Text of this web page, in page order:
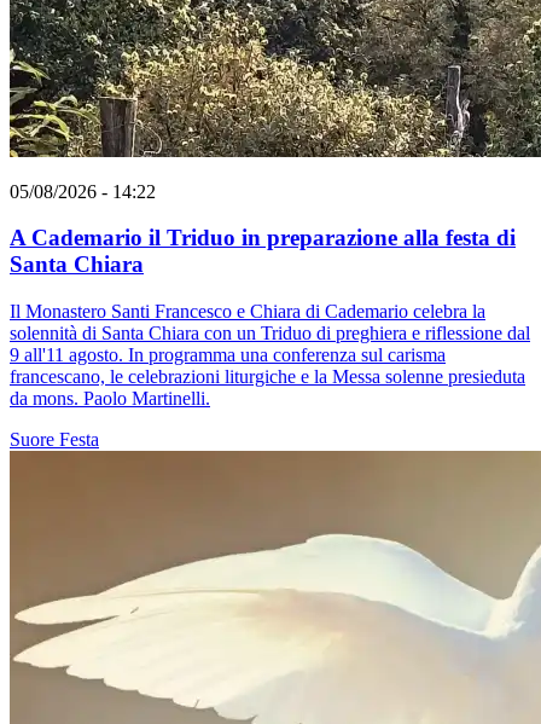
05/08/2026 - 14:22
A Cademario il Triduo in preparazione alla festa di
Santa Chiara
Il Monastero Santi Francesco e Chiara di Cademario celebra la
solennità di Santa Chiara con un Triduo di preghiera e riflessione dal
9 all'11 agosto. In programma una conferenza sul carisma
francescano, le celebrazioni liturgiche e la Messa solenne presieduta
da mons. Paolo Martinelli.
Suore Festa